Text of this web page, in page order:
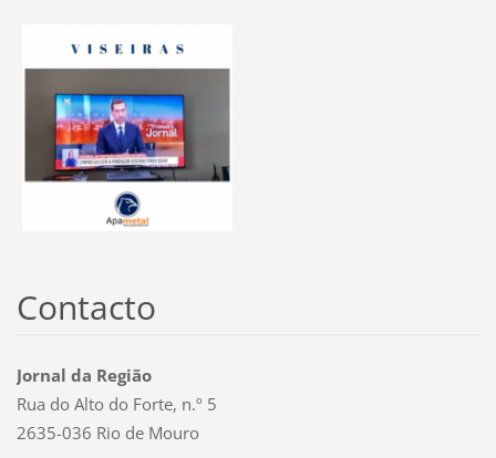
Contacto
Jornal da Região
Rua do Alto do Forte, n.º 5
2635-036 Rio de Mouro